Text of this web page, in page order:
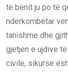
të bënit ju po të
ndërkombëtar
tanishme dhe
gjetjen e ujdive
civile, sikurse